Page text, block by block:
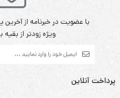
با عضویت در خبرنامه از
ویژه زودتر از بقیه
پرداخت آنلاین